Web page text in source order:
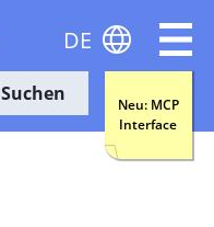
Suchen
Neu: MCP
Interface
DE